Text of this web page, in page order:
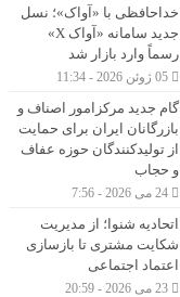
خداحافظی با «آواک»؛ نسل
جدید سامانه «آواک X»
رسماً وارد بازار شد
گام جدید مرکزامور اصناف و
بازرگانان ایران برای حمایت
از تولیدکنندگان حوزه عفاف
و حجاب
اتحادیه شنوا؛ از مدیریت
شکایت مشتری تا بازسازی
اعتماد اجتماعی ‌